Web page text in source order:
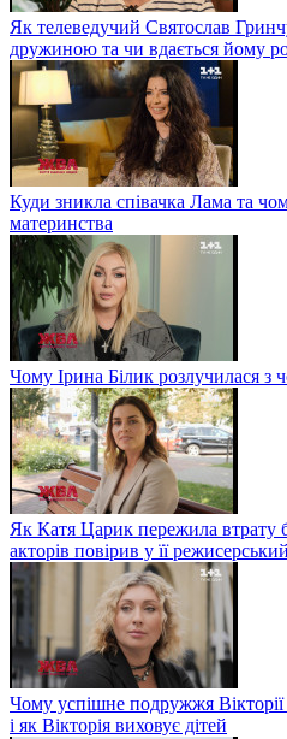
Як телеведучий Святослав
дружиною та чи вдається йому
Куди зникла співачка Лама та
материнства
Чому Ірина Білик розлучилася з
Як Катя Царик пережила втрату
акторів повірив у її
Чому успішне подружжя Вікторії
і як Вікторія виховує дітей